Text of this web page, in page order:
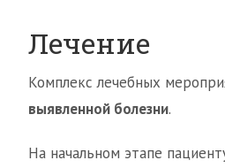
Лечение
Комплекс лечебных
выявленной болезни.
На начальном этапе